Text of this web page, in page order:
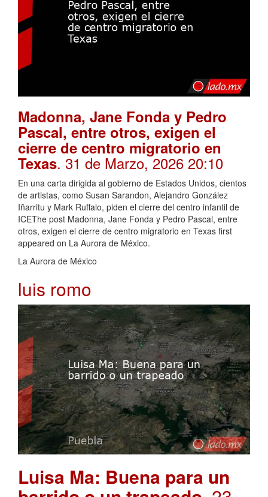
Madonna, Jane Fonda y Pedro
Pascal, entre otros, exigen el
cierre de centro migratorio en
Texas. 31 de Marzo, 2026 20:10
En una carta dirigida al gobierno de Estados Unidos, cientos
de artistas, como Susan Sarandon, Alejandro González
Iñarritu y Mark Ruffalo, piden el cierre del centro infantil de
ICEThe post Madonna, Jane Fonda y Pedro Pascal, entre
otros, exigen el cierre de centro migratorio en Texas first
appeared on La Aurora de México.
La Aurora de México
luis romo
Luisa Ma: Buena para un